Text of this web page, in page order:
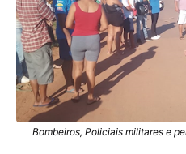
Bombeiros, Policiais militares e